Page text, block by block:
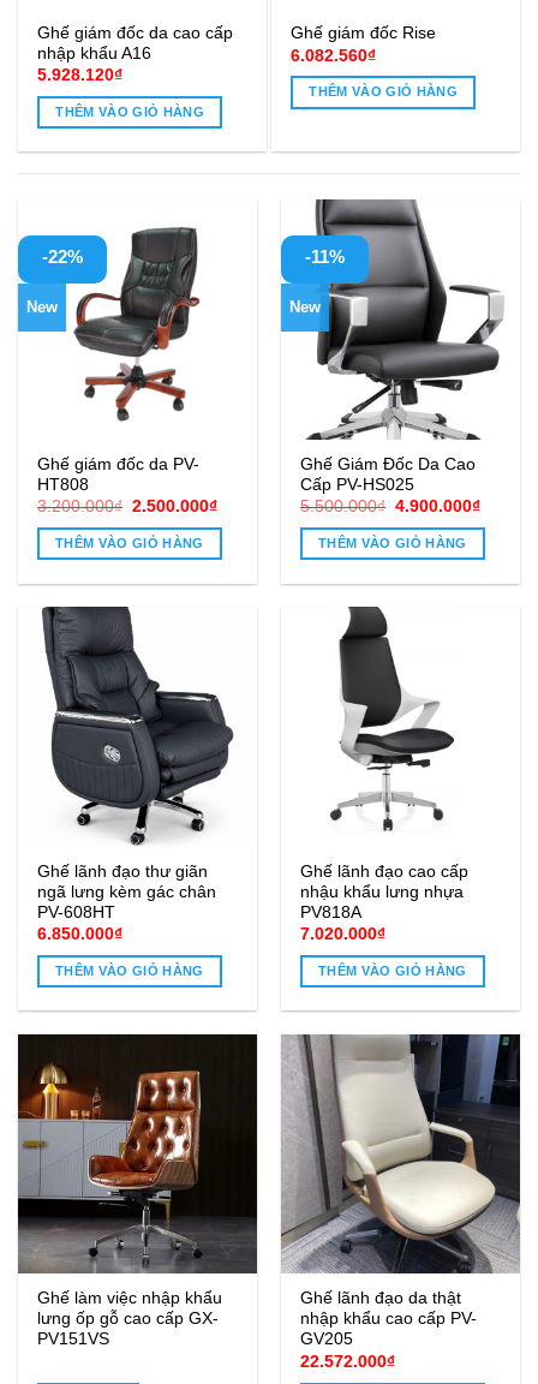
Ghế giám đốc da cao cấp
nhập khẩu A16
5.928.120₫
THÊM VÀO GIỎ HÀNG
Ghế giám đốc Rise
6.082.560₫
THÊM VÀO GIỎ HÀNG
-22%
New
Ghế giám đốc da PV-
HT808
3.200.000₫ Giá
là:
3.200.000₫.
2.500.000₫Giá
THÊM VÀO GIỎ HÀNG
-11%
New
Ghế Giám Đốc Da Cao
Cấp PV-HS025
5.500.000₫ Giá
là:
5.500.000₫.
4.900.000₫Giá
THÊM VÀO GIỎ HÀNG
Ghế lãnh đạo thư giãn
ngã lưng kèm gác chân
PV-608HT
6.850.000₫
THÊM VÀO GIỎ HÀNG
Ghế lãnh đạo cao cấp
nhậu khẩu lưng nhựa
PV818A
7.020.000₫
THÊM VÀO GIỎ HÀNG
Ghế làm việc nhập khẩu
lưng ốp gỗ cao cấp GX-
PV151VS
Ghế lãnh đạo da thật
nhập khẩu cao cấp PV-
GV205
22.572.000₫